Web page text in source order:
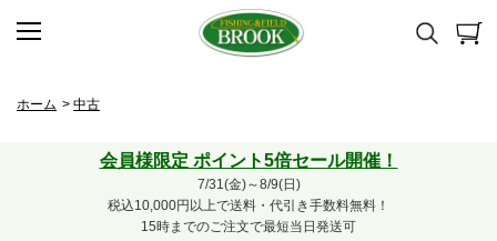
ホーム > 中古
会員様限定 ポイント5倍セール開催！
7/31(金)～8/9(日)
税込10,000円以上で送料・代引き手数料無料！
15時までのご注文で最短当日発送可